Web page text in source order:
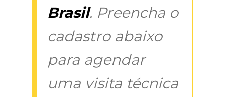
Brasil. Preencha o
cadastro abaixo
para agendar
uma visita técnica